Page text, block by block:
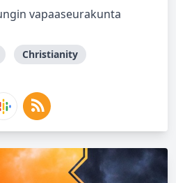
vapaaseurakunta
Christianity